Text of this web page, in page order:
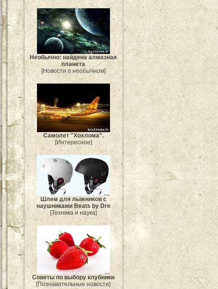
Необычно: найдена алмазная
планета
[Новости о необычном]
Самолет "Хохлома".
[Интересное]
Шлем для лыжников с
наушниками Beats by Dre
[Техника и наука]
Советы по выбору клубники
[Познавательные новости]